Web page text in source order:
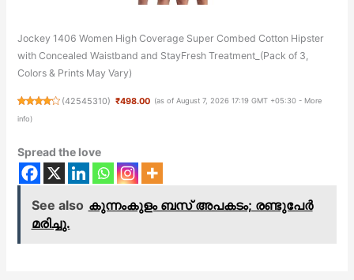
Jockey 1406 Women High Coverage Super Combed Cotton Hipster
with Concealed Waistband and StayFresh Treatment_(Pack of 3,
Colors & Prints May Vary)
(42545310) ₹498.00 (as of August 7, 2026 17:19 GMT +05:30 - More
info)
Spread the love
See also കുന്നംകുളം ബസ് അപകടം; രണ്ടുപേർ
മരിച്ചു.